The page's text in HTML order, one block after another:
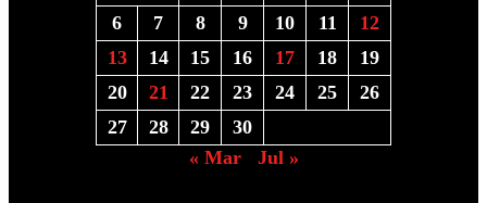
6
7 8 9 10 11
12
13
14 15 16 17 18
19
20
21 22 23 24 25
26
27
28 29
30
« Mar
Jul »